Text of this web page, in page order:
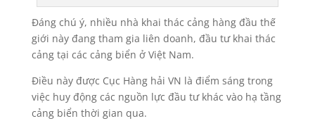
Đáng chú ý, nhiều nhà khai thác cảng hàng đầu thế
giới này đang tham gia liên doanh, đầu tư khai thác
cảng tại các cảng biển ở Việt Nam.
Điều này được Cục Hàng hải VN là điểm sáng trong
việc huy động các nguồn lực đầu tư khác vào hạ tầng
cảng biển thời gian qua.